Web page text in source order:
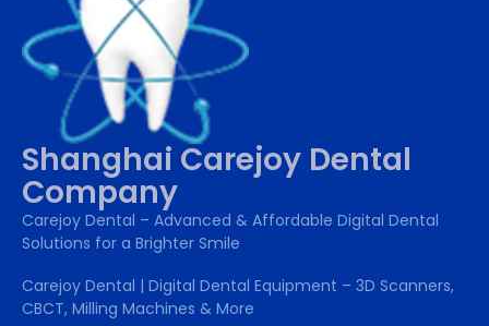
Shanghai Carejoy Dental
Company
Carejoy Dental – Advanced & Affordable Digital Dental
Solutions for a Brighter Smile
Carejoy Dental | Digital Dental Equipment – 3D Scanners,
CBCT, Milling Machines & More